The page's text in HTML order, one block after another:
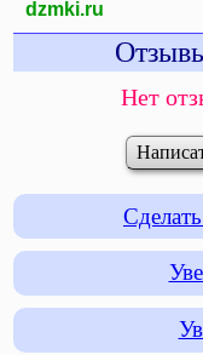
dzmki.ru
Нет